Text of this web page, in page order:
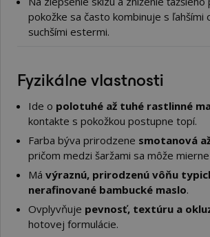
pokožke sa často kombinuje s ľahšími
suchšími estermi.
Fyzikálne vlastnosti
Ide o polotuhé až tuhé rastlinné
kontakte s pokožkou postupne topí.
Farba býva prirodzene smotanová
pričom medzi šaržami sa môže mierne
Má výraznú, prirodzenú vôňu
nerafinované bambucké maslo.
Ovplyvňuje pevnosť, textúru a
hotovej formulácie.